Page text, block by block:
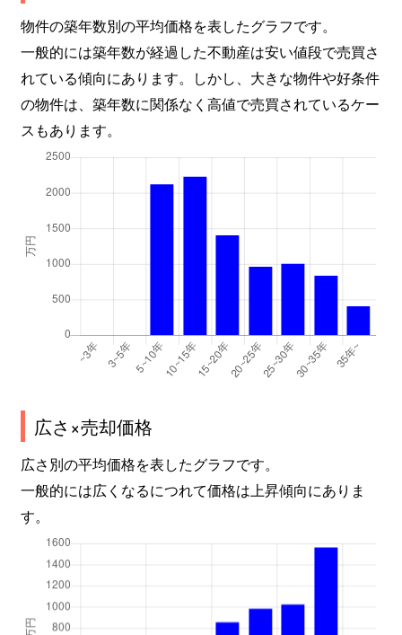
物件の築年数別の平均価格を表したグラフです。
一般的には築年数が経過した不動産は安い値段で売買さ
れている傾向にあります。しかし、大きな物件や好条件
の物件は、築年数に関係なく高値で売買されているケー
スもあります。
広さ×売却価格
広さ別の平均価格を表したグラフです。
一般的には広くなるにつれて価格は上昇傾向にありま
す。